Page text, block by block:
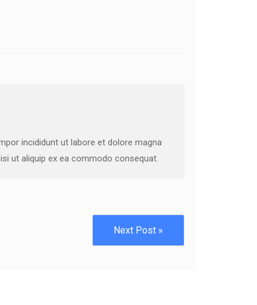
incididunt ut labore et dolore magna
ut aliquip ex ea commodo consequat.
Next Post »